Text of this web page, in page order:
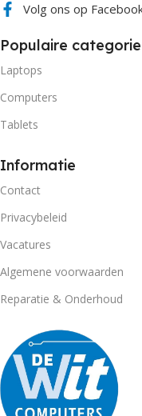
Volg ons op
Populaire
Laptops
Computers
Tablets
Informatie
Contact
Privacybeleid
Vacatures
Algemene voorwaarden
Reparatie & Onderhoud